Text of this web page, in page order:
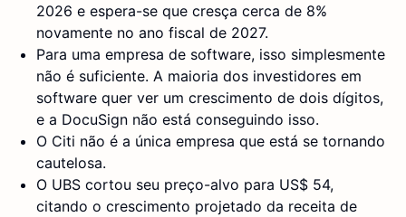
2026 e espera-se que cresça cerca de 8%
novamente no ano fiscal de 2027.
Para uma empresa de software, isso simplesmente
não é suficiente. A maioria dos investidores em
software quer ver um crescimento de dois dígitos,
e a DocuSign não está conseguindo isso.
O Citi não é a única empresa que está se tornando
cautelosa.
O UBS cortou seu preço-alvo para US$ 54,
citando o crescimento projetado da receita de